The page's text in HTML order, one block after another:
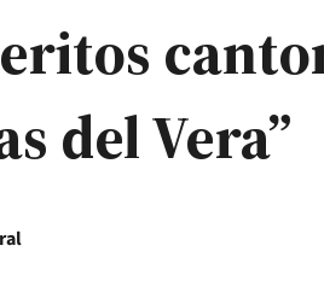
del Vera”